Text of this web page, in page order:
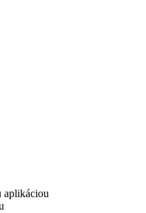
aplikáciou